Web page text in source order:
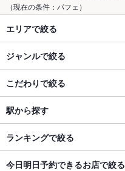
（現在の条件：パフェ）
エリアで絞る
ジャンルで絞る
こだわりで絞る
駅から探す
ランキングで絞る
今日明日予約できるお店で絞る